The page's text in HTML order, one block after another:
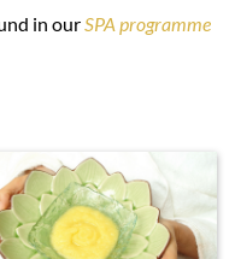
in our SPA programme